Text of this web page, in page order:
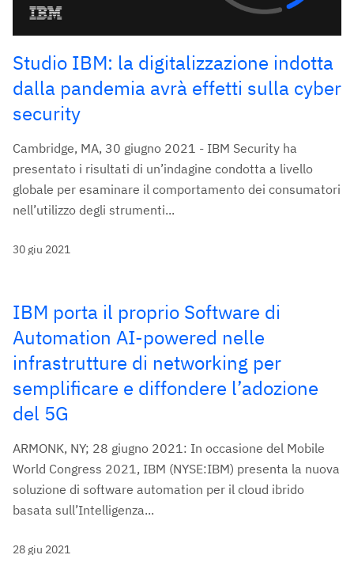
Studio IBM: la digitalizzazione indotta
dalla pandemia avrà effetti sulla cyber
security
Cambridge, MA, 30 giugno 2021 - IBM Security ha
presentato i risultati di un’indagine condotta a livello
globale per esaminare il comportamento dei consumatori
nell’utilizzo degli strumenti...
30 giu 2021
IBM porta il proprio Software di
Automation AI-powered nelle
infrastrutture di networking per
semplificare e diffondere l’adozione
del 5G
ARMONK, NY; 28 giugno 2021: In occasione del Mobile
World Congress 2021, IBM (NYSE:IBM) presenta la nuova
soluzione di software automation per il cloud ibrido
basata sull’Intelligenza...
28 giu 2021